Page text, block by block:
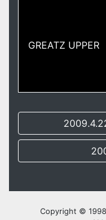
GREATZ UPPER
Copyright ©